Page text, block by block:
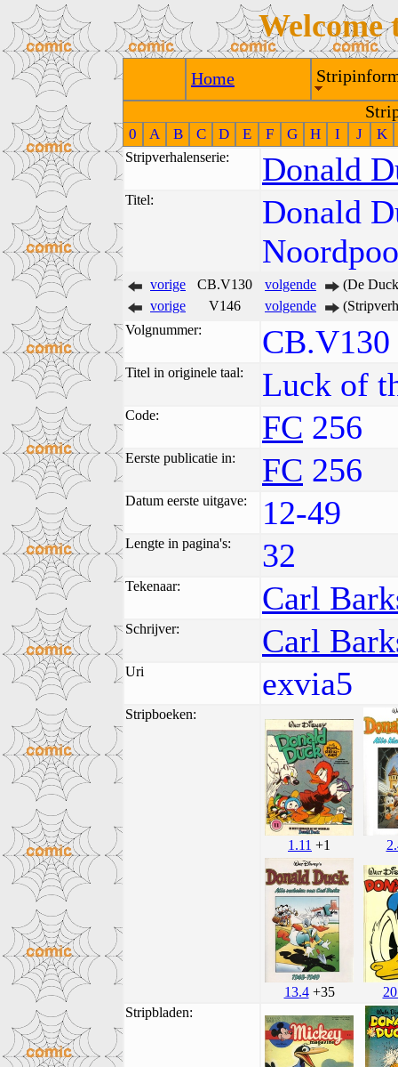
Welcome
Home
0 A B C D E F G H I J K
Stripverhalenserie: Donald
Titel:
Donald
vorige CB.V130 volgende
(De
vorige
V146 volgende
Volgnummer:
Titel in originele taal: Luck of
Code: FC 256
Eerste publicatie in: FC 256
Datum eerste uitgave: 12-49
Lengte in pagina's: 32
Tekenaar: Carl
Schrijver: Carl
Uri exvia5
Stripboeken:
1.11 +1
13.4+35
Stripbladen: